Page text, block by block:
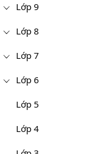
Lớp 9
Lớp 8
Lớp 7
Lớp 6
Lớp 5
Lớp 4